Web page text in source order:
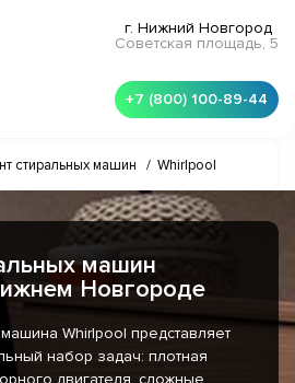
г. Нижний Новгород
Советская площадь, 5
+7 (800) 100-89-44
стиральных машин / Whirlpool
машин
Новгороде
Whirlpool представляет
набор задач: плотная